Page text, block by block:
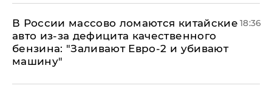
В России массово ломаются китайские
авто из-за дефицита качественного
бензина: "Заливают Евро-2 и убивают
машину"
18:36